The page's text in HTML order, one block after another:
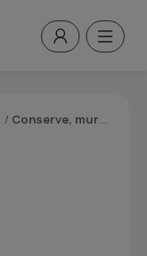
/ Conserve, muraturi